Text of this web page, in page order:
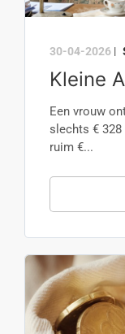
30-04-2026 |
Kleine
Een vrouw
slechts € 328
ruim €...